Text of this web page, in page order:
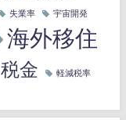
失業率 宇宙開発
海外移住
税金 軽減税率